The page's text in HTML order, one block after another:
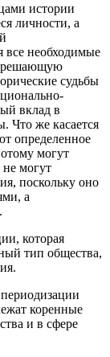
истории
личности, а
все необходимые
решающую
судьбы
вклад в
Что же касается
определенное
могут
не могут
поскольку оно
а
которая
тип общества,
коренные
и в сфере